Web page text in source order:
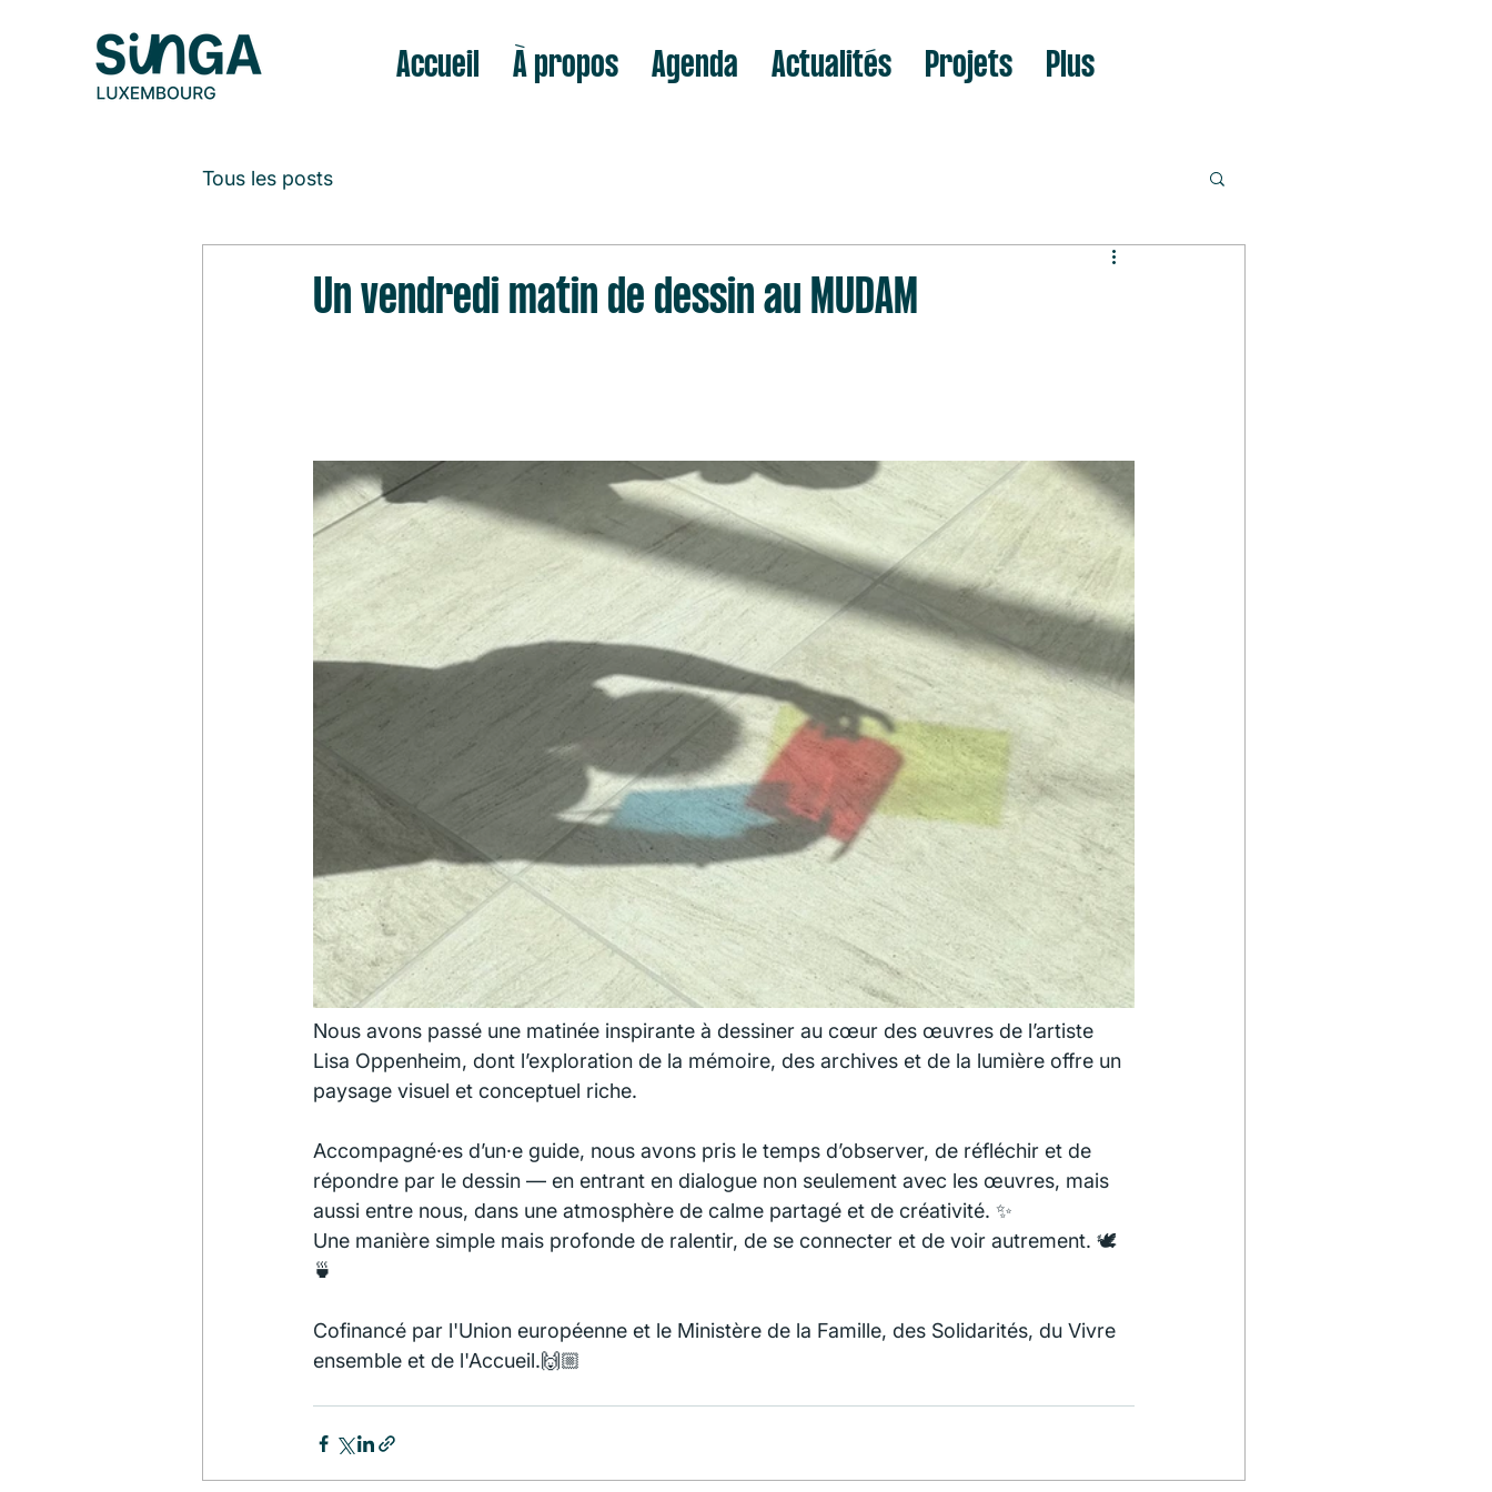
Accueil À propos Agenda Actualités Projets Plus
Tous les posts
Un vendredi matin de dessin au MUDAM
Nous avons passé une matinée inspirante à dessiner au cœur des œuvres de l’artiste
Lisa Oppenheim, dont l’exploration de la mémoire, des archives et de la lumière offre un
paysage visuel et conceptuel riche.
Accompagné·es d’un·e guide, nous avons pris le temps d’observer, de réfléchir et de
répondre par le dessin — en entrant en dialogue non seulement avec les œuvres, mais
aussi entre nous, dans une atmosphère de calme partagé et de créativité. ✨
Une manière simple mais profonde de ralentir, de se connecter et de voir autrement. 🕊️
🍵
Cofinancé par l'Union européenne et le Ministère de la Famille, des Solidarités, du Vivre
ensemble et de l'Accueil.🙌🏼